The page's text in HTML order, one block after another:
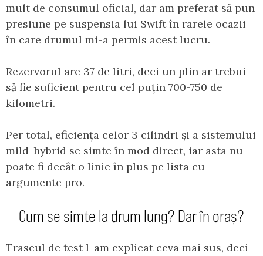
mult de consumul oficial, dar am preferat să pun
presiune pe suspensia lui Swift în rarele ocazii
în care drumul mi-a permis acest lucru.
Rezervorul are 37 de litri, deci un plin ar trebui
să fie suficient pentru cel puțin 700-750 de
kilometri.
Per total, eficiența celor 3 cilindri și a sistemului
mild-hybrid se simte în mod direct, iar asta nu
poate fi decât o linie în plus pe lista cu
argumente pro.
Cum se simte la drum lung? Dar în oraș?
Traseul de test l-am explicat ceva mai sus, deci